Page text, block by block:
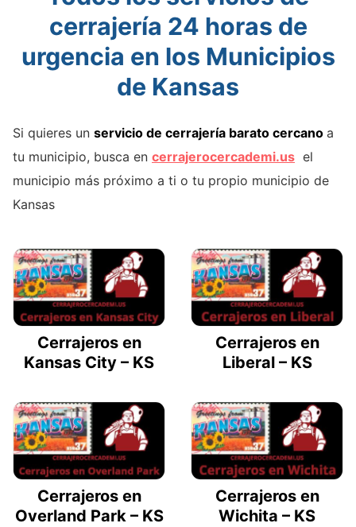
cerrajería 24 horas de
urgencia en los Municipios
de Kansas
Si quieres un servicio de cerrajería barato cercano a
tu municipio, busca en cerrajerocercademi.us el
municipio más próximo a ti o tu propio municipio de
Kansas
Cerrajeros en
Kansas City – KS
Cerrajeros en
Liberal – KS
Cerrajeros en
Overland Park – KS
Cerrajeros en
Wichita – KS